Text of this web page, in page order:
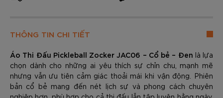
THÔNG TIN CHI TIẾT
Áo Thi Đấu Pickleball Zocker JAC06 – Cổ bẻ – Đen là lựa
chọn dành cho những ai yêu thích sự chỉn chu, mạnh mẽ
nhưng vẫn ưu tiên cảm giác thoải mái khi vận động. Phiên
bản cổ bẻ mang đến nét lịch sự và phong cách chuyên